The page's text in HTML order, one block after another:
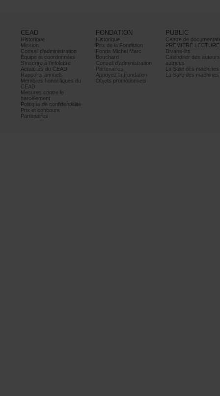
CEAD
Historique
Mission
Conseild’administration
Équipeetcoordonnées
S’inscrireàl’infolettre
ActualitésduCEAD
Rapportsannuels
Membreshonorifiquesdu
CEAD
Mesurescontrele
harcèlement
Politiquedeconfidentialité
Prixetconcours
Partenaires
FONDATION
Historique
PrixdelaFondation
FondsMichelMarc
Bouchard
Conseild’administration
Partenaires
AppuyezlaFondation
Objetspromotionnels
PUBLIC
PREMIÈRELECTURE
Divans-lits
autrices